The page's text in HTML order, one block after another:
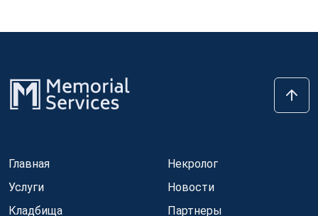
Главная
Услуги
Кладбища
Некролог
Новости
Партнеры